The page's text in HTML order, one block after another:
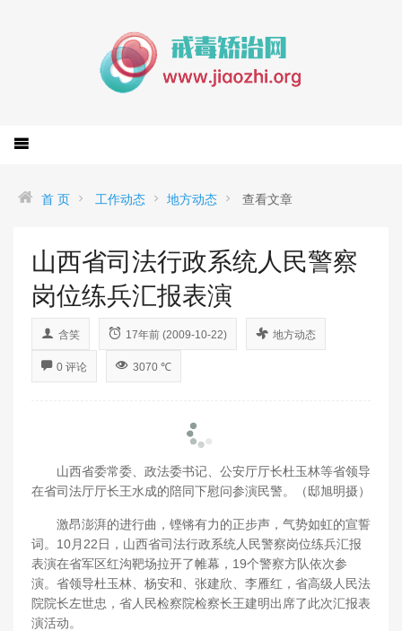
首 页 工作动态 地方动态 查看文章
山西省司法行政系统人民警察
岗位练兵汇报表演
含笑 17年前 (2009-10-22) 地方动态
0 评论 3070 ℃
山西省委常委、政法委书记、公安厅厅长杜玉林等省领导
在省司法厅厅长王水成的陪同下慰问参演民警。（邸旭明摄）
激昂澎湃的进行曲，铿锵有力的正步声，气势如虹的宣誓
词。10月22日，山西省司法行政系统人民警察岗位练兵汇报
表演在省军区红沟靶场拉开了帷幕，19个警察方队依次参
演。省领导杜玉林、杨安和、张建欣、李雁红，省高级人民法
院院长左世忠，省人民检察院检察长王建明出席了此次汇报表
演活动。